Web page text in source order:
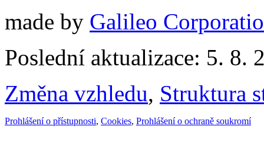
made by Galileo
Poslední aktualizace: 5. 8.
Změna vzhledu, Struktura
Prohlášení o přístupnosti, Cookies, Prohlášení o ochraně soukromí